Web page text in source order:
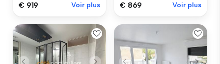
€ 919 Voir plus € 869 Voir plus